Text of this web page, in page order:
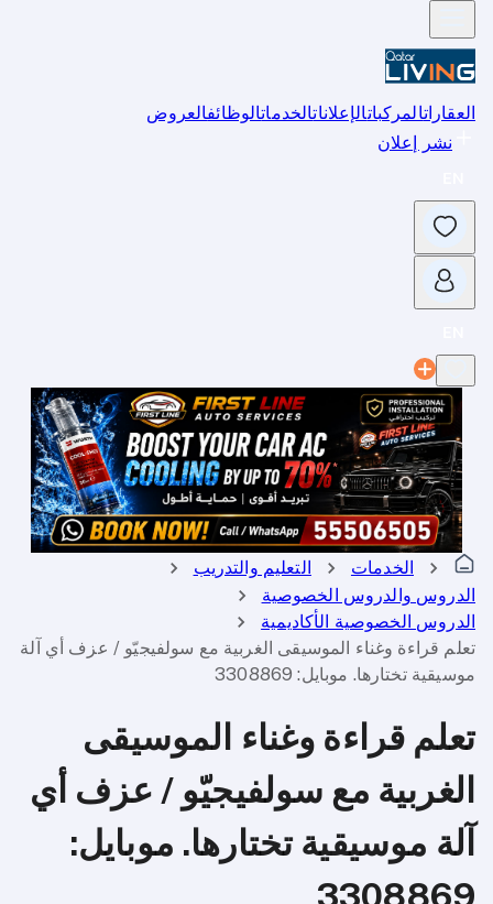
العقاراتالمركباتالإعلاناتالخدماتالوظائفالعروض
نشر إعلان
الخدمات
التعليم والتدريب
الدروس والدروس الخصوصية
الدروس الخصوصية الأكاديمية
تعلم قراءة وغناء الموسيقى الغربية مع سولفيجيّو / عزف أي آلة
موسيقية تختارها. موبايل: 3308869
تعلم قراءة وغناء الموسيقى
الغربية مع سولفيجيّو / عزف أي
آلة موسيقية تختارها. موبايل: